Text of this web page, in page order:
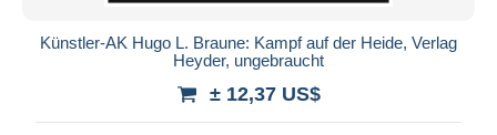
Künstler-AK Hugo L. Braune: Kampf auf der Heide, Verlag
Heyder, ungebraucht
± 12,37 US$